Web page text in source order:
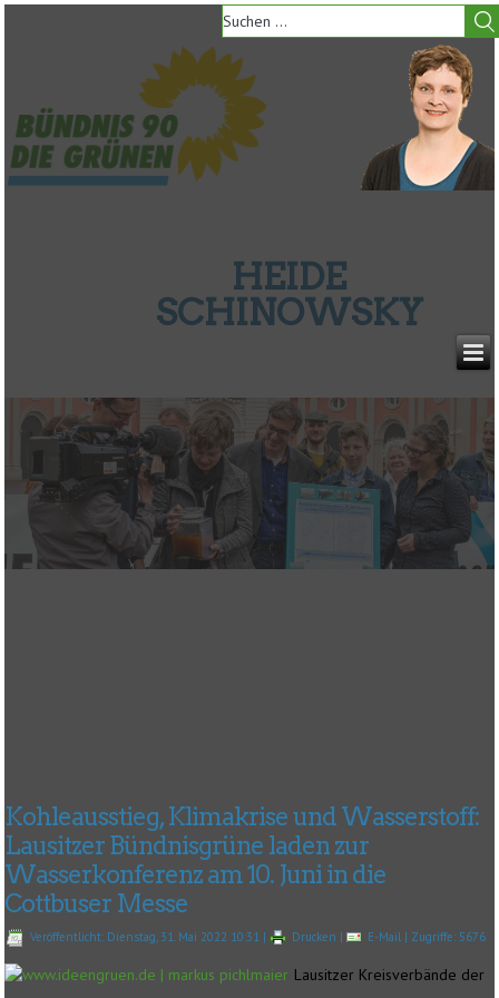
HEIDE
SCHINOWSKY
Kohleausstieg, Klimakrise und Wasserstoff:
Lausitzer Bündnisgrüne laden zur
Wasserkonferenz am 10. Juni in die
Cottbuser Messe
Veröffentlicht: Dienstag, 31. Mai 2022 10:31 | Drucken | E-Mail | Zugriffe: 5676
Lausitzer Kreisverbände der